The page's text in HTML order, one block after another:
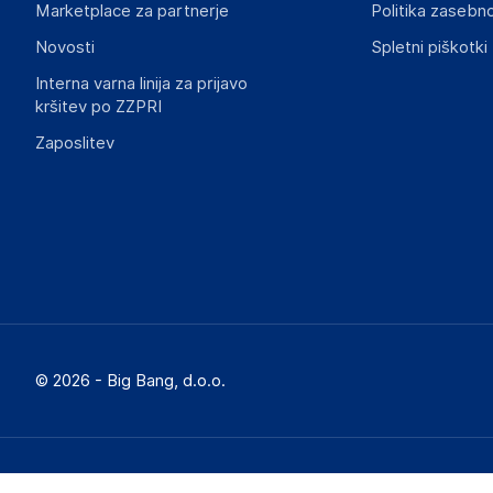
Marketplace za partnerje
Novosti
Interna varna linija za prijavo
kršitev po ZZPRI
Zaposlitev
Politika
Spletni piškotki
© 2026 - Big Bang, d.o.o.